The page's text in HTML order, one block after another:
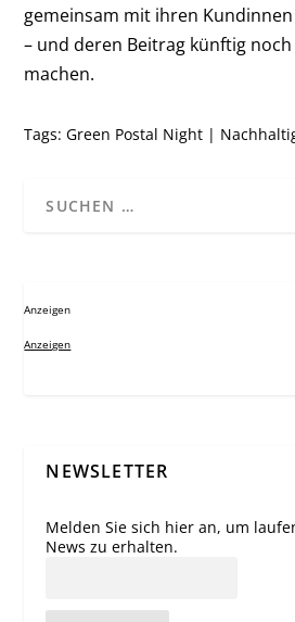
gemeinsam mit ihren
– und deren Beitrag künftig
machen.
Tags:Green Postal Night |
Anzeigen
Anzeigen
NEWSLETTER
Melden Sie sich hier an, um
News zu erhalten.